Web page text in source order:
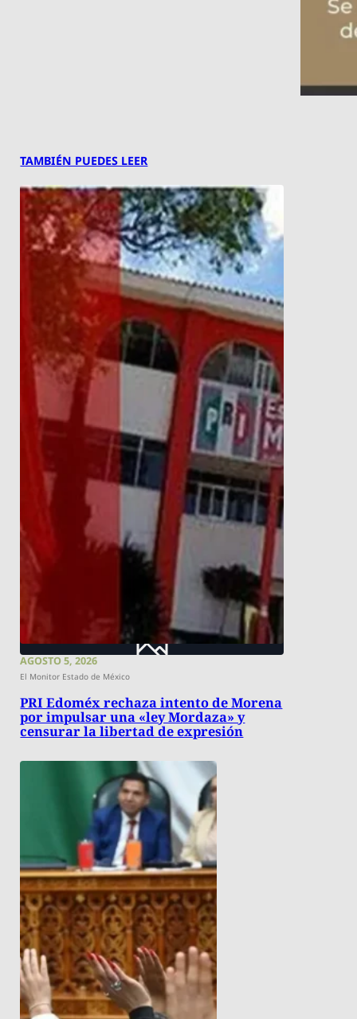
TAMBIÉN PUEDES LEER
AGOSTO 5, 2026
El Monitor Estado de México
PRI Edoméx rechaza intento de Morena
por impulsar una «ley Mordaza» y
censurar la libertad de expresión